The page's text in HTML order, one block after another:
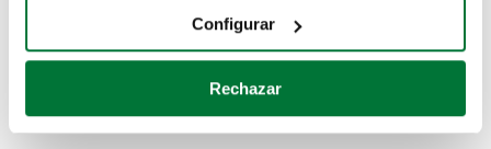
Identificar su dispositivo analizándolo activamente
para buscar características específicas (huellas
Obtenga más información sobre cómo se procesan sus
Configurar
Rechazar